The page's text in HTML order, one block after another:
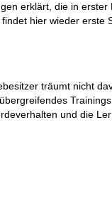
erklärt, die in
hier wieder erste
träumt nicht
und die